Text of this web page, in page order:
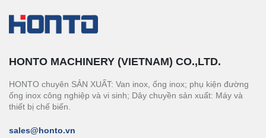
HONTO MACHINERY (VIETNAM) CO.,LTD.
HONTO chuyên SẢN XUẤT: Van inox, ống inox; phụ kiện đường
ống inox công nghiệp và vi sinh; Dây chuyền sản xuất: Máy và
thiết bị chế biến.
sales@honto.vn